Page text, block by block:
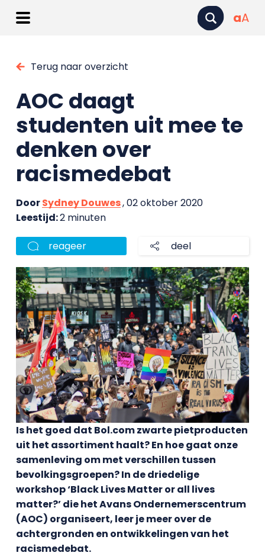
aA
Terug naar overzicht
AOC daagt
studenten uit mee te
denken over
racismedebat
DoorSydney Douwes, 02 oktober 2020
Leestijd:2 minuten
reageer deel
Is het goed dat Bol.com zwarte pietproducten
uit het assortiment haalt? En hoe gaat onze
samenleving om met verschillen tussen
bevolkingsgroepen? In de driedelige
workshop ‘Black Lives Matter or all lives
matter?’ die het Avans Ondernemerscentrum
(AOC) organiseert, leer je meer over de
achtergronden en ontwikkelingen van het
racismedebat.